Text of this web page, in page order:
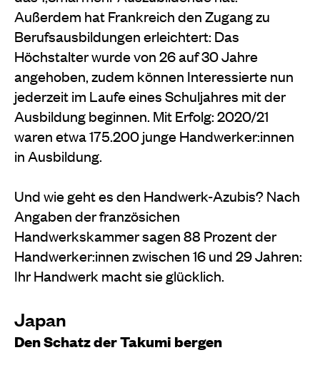
Außerdem hat Frankreich den Zugang zu
Berufsausbildungen erleichtert: Das
Höchstalter wurde von 26 auf 30 Jahre
angehoben, zudem können Interessierte nun
jederzeit im Laufe eines Schuljahres mit der
Ausbildung beginnen. Mit Erfolg: 2020/21
waren etwa 175.200 junge Handwerker:innen
in Ausbildung.
Und wie geht es den Handwerk-Azubis? Nach
Angaben der französichen
Handwerkskammer sagen 88 Prozent der
Handwerker:innen zwischen 16 und 29 Jahren:
Ihr Handwerk macht sie glücklich.
Japan
Den Schatz der Takumi bergen